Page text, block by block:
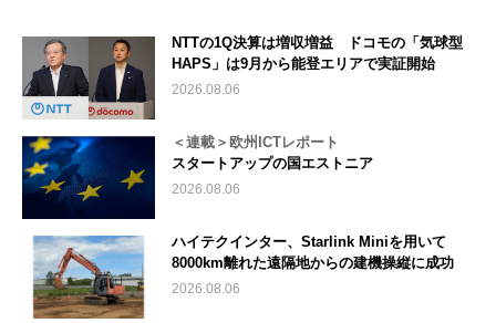
NTTの1Q決算は増収増益 ドコモの「気球型
HAPS」は9月から能登エリアで実証開始
2026.08.06
＜連載＞欧州ICTレポート
スタートアップの国エストニア
2026.08.06
ハイテクインター、Starlink Miniを用いて
8000km離れた遠隔地からの建機操縦に成功
2026.08.06